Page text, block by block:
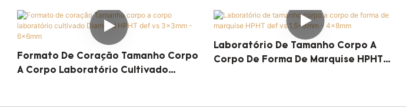
Formato De Coração Tamanho Corpo
A Corpo Laboratório Cultivado
Laboratório De Tamanho Corpo A
Corpo De Forma De Marquise HPHT